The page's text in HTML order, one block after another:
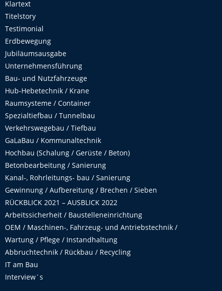
Klartext
Titelstory
Testimonial
Erdbewegung
Jubiläumsausgabe
Unternehmensführung
Bau- und Nutzfahrzeuge
Hub-Hebetechnik / Krane
Raumsysteme / Container
Spezialtiefbau / Tunnelbau
Verkehrswegebau / Tiefbau
GaLaBau / Kommunaltechnik
Hochbau (Schalung / Gerüste / Beton)
Betonbearbeitung / Sanierung
Kanal-, Rohrleitungs- bau / Sanierung
Gewinnung / Aufbereitung / Brechen / Sieben
RÜCKBLICK 2021 – AUSBLICK 2022
Arbeitssicherheit / Baustelleneinrichtung
OEM / Maschinen-, Fahrzeug- und Antriebstechnik /
Wartung / Pflege / Instandhaltung
Abbruchtechnik / Rückbau / Recycling
IT am Bau
Interview´s